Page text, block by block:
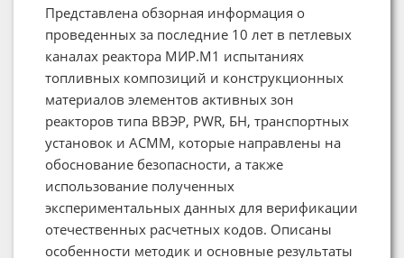
Представлена обзорная информация о
проведенных за последние 10 лет в петлевых
каналах реактора МИР.М1 испытаниях
топливных композиций и конструкционных
материалов элементов активных зон
реакторов типа ВВЭР, PWR, БН, транспортных
установок и АСММ, которые направлены на
обоснование безопасности, а также
использование полученных
экспериментальных данных для верификации
отечественных расчетных кодов. Описаны
особенности методик и основные результаты